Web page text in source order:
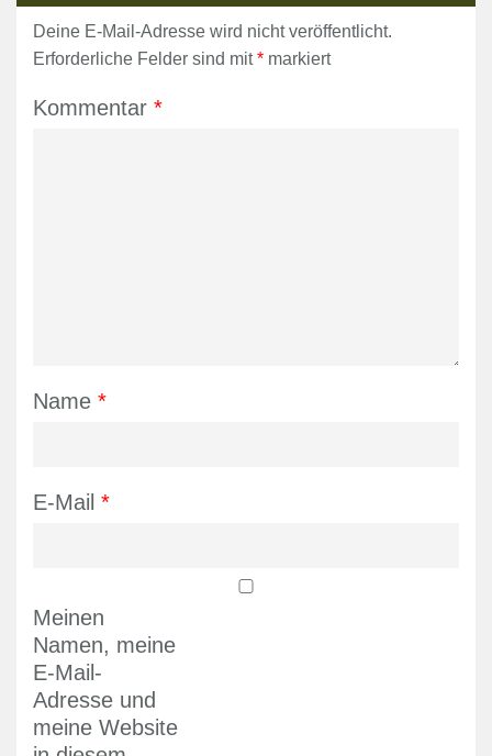
Deine E-Mail-Adresse wird nicht veröffentlicht.
Erforderliche Felder sind mit* markiert
Kommentar *
Name *
E-Mail *
Meinen
Namen, meine
E-Mail-
Adresse und
meine Website